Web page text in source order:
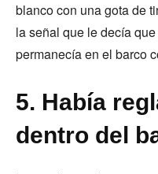
blanco con una gota de
la señal que le decía
permanecía en el barco
5. Había
dentro del